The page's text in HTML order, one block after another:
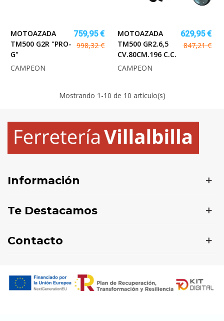
MOTOAZADA
TM500 G2R "PRO-
G"
759,95 €
998,32 €
CAMPEON
MOTOAZADA
TM500 GR2.6,5
CV.80CM.196 C.C.
629,95 €
847,21 €
CAMPEON
Mostrando 1 -10 de 10 artículo(s)
Información
Te Destacamos
Contacto